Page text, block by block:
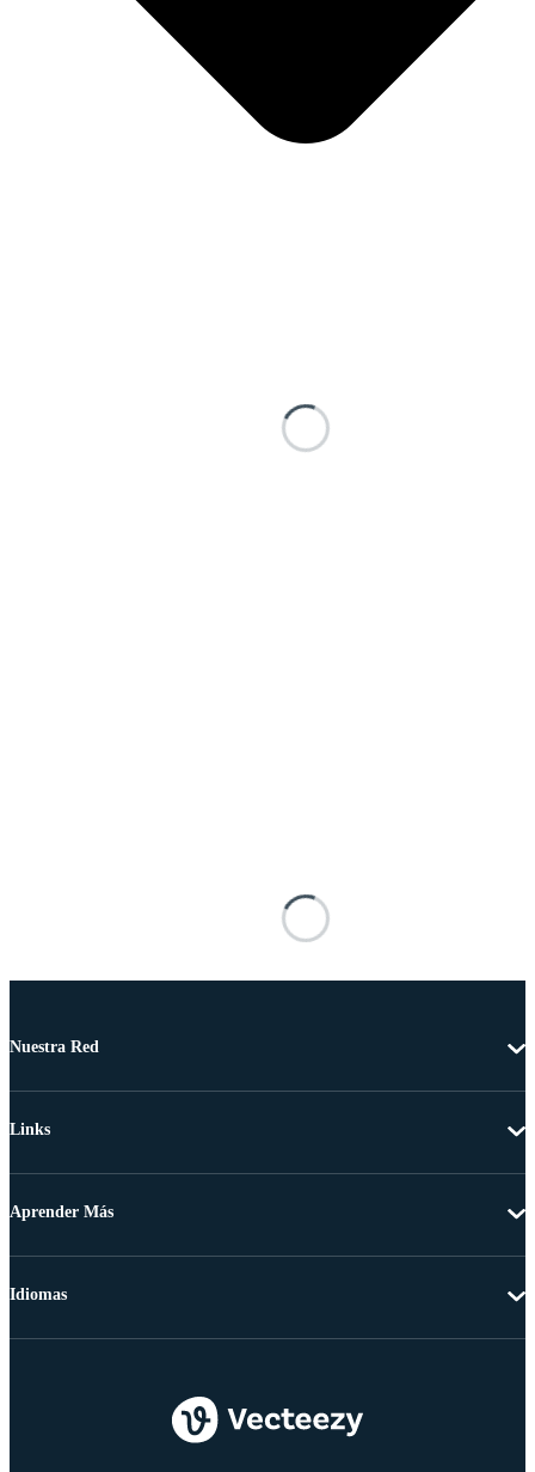
Nuestra Red
Links
Aprender Más
Idiomas